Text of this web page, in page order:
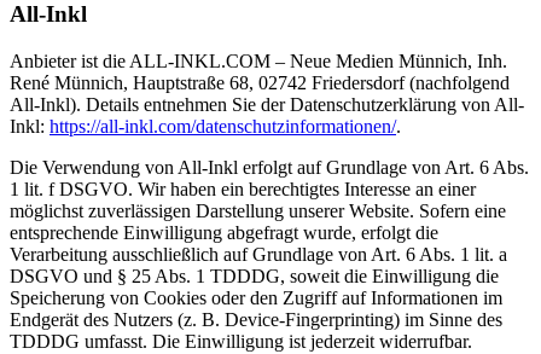
All-Inkl
Anbieter ist die ALL-INKL.COM – Neue Medien Münnich, Inh.
René Münnich, Hauptstraße 68, 02742 Friedersdorf (nachfolgend
All-Inkl). Details entnehmen Sie der Datenschutzerklärung von All-
Inkl: https://all-inkl.com/datenschutzinformationen/.
Die Verwendung von All-Inkl erfolgt auf Grundlage von Art. 6 Abs.
1 lit. f DSGVO. Wir haben ein berechtigtes Interesse an einer
möglichst zuverlässigen Darstellung unserer Website. Sofern eine
entsprechende Einwilligung abgefragt wurde, erfolgt die
Verarbeitung ausschließlich auf Grundlage von Art. 6 Abs. 1 lit. a
DSGVO und § 25 Abs. 1 TDDDG, soweit die Einwilligung die
Speicherung von Cookies oder den Zugriff auf Informationen im
Endgerät des Nutzers (z. B. Device-Fingerprinting) im Sinne des
TDDDG umfasst. Die Einwilligung ist jederzeit widerrufbar.